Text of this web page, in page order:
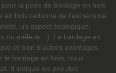
la pose de bardage en bois
bois redonne de l’esthétisme
un aspect écologique,
ou mélèze…). Le bardage en
et bien d’autres avantages.
le bardage en bois, nous
Il indique les prix des